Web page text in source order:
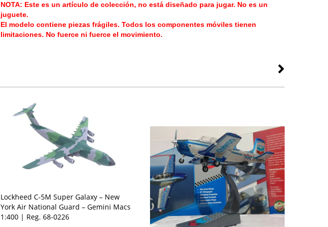
NOTA: Este es un artículo de colección, no está diseñado para jugar. No es un
juguete.
El modelo contiene piezas frágiles. Todos los componentes móviles tienen
limitaciones. No fuerce ni fuerce el movimiento.
Lockheed C-5M Super Galaxy – New
York Air National Guard – Gemini Macs
1:400 | Reg. 68-0226